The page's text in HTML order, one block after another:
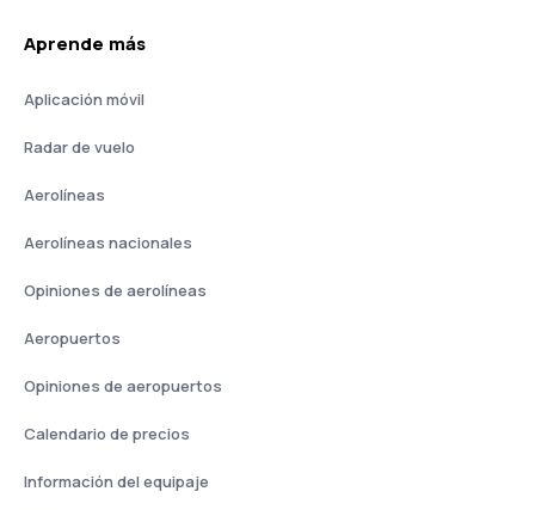
Aprende más
Aplicación móvil
Radar de vuelo
Aerolíneas
Aerolíneas nacionales
Opiniones de aerolíneas
Aeropuertos
Opiniones de aeropuertos
Calendario de precios
Información del equipaje